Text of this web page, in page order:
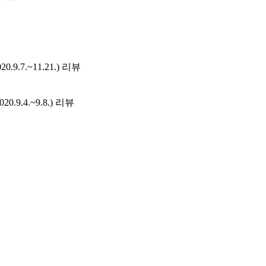
리뷰
리뷰